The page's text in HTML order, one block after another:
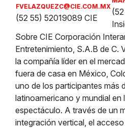
FVELAZQUEZC@CIE.COM.MX
(52 55) 52019089 CIE
Sobre CIE Corporación
Entretenimiento, S.A.B de C.
la compañía líder en el
fuera de casa en México,
uno de los participantes más
latinoamericano y mundial en
espectáculo. A través de un
integración vertical, el